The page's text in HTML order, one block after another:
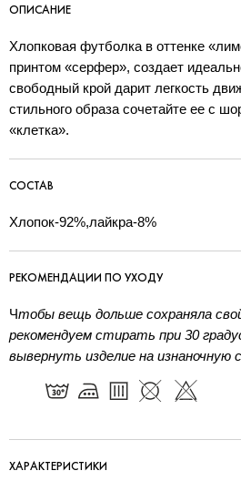
ОПИСАНИЕ
Хлопковая футболка в оттенке
принтом «серфер», создает
свободный крой дарит легкость
стильного образа сочетайте ее с
«клетка».
СОСТАВ
Хлопок-92%,лайкра-8%
РЕКОМЕНДАЦИИ ПО УХОДУ
Чтобы вещь дольше сохраняла
рекомендуем стирать при 30
вывернуть изделие на изнаночную
ХАРАКТЕРИСТИКИ